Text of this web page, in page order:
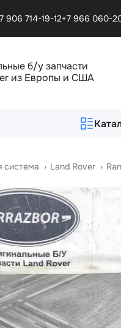
906 714-19-12+7 966 060-
б/у запчасти
из Европы и США
система › Land Rover ›